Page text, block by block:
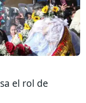
el rol de